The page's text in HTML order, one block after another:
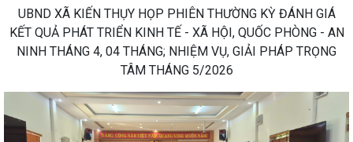
UBND XÃ KIẾN THỤY HỌP PHIÊN THƯỜNG KỲ ĐÁNH GIÁ
KẾT QUẢ PHÁT TRIỂN KINH TẾ - XÃ HỘI, QUỐC PHÒNG - AN
NINH THÁNG 4, 04 THÁNG; NHIỆM VỤ, GIẢI PHÁP TRỌNG
TÂM THÁNG 5/2026